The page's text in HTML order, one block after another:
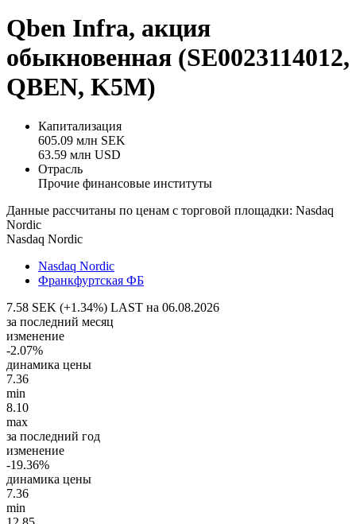
Qben Infra, акция
обыкновенная (SE0023114012,
QBEN, K5M)
Капитализация
605.09 млн SEK
63.59 млн USD
Отрасль
Прочие финансовые институты
Данные рассчитаны по ценам с торговой площадки: Nasdaq
Nordic
Nasdaq Nordic
Nasdaq Nordic
Франкфуртская ФБ
7.58 SEK (+1.34%) LAST на 06.08.2026
за последний месяц
изменение
-2.07%
динамика цены
7.36
min
8.10
max
за последний год
изменение
-19.36%
динамика цены
7.36
min